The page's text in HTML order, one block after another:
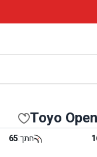
Toyo
חתך:65